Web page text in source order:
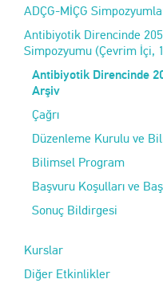
ADÇG-MİÇG
Antibiyotik Direncinde
Simpozyumu (Çevrim İçi,
Antibiyotik Direncinde
Arşiv
Çağrı
Düzenleme Kurulu ve
Bilimsel Program
Başvuru Koşulları ve
Sonuç Bildirgesi
Kurslar
Diğer Etkinlikler